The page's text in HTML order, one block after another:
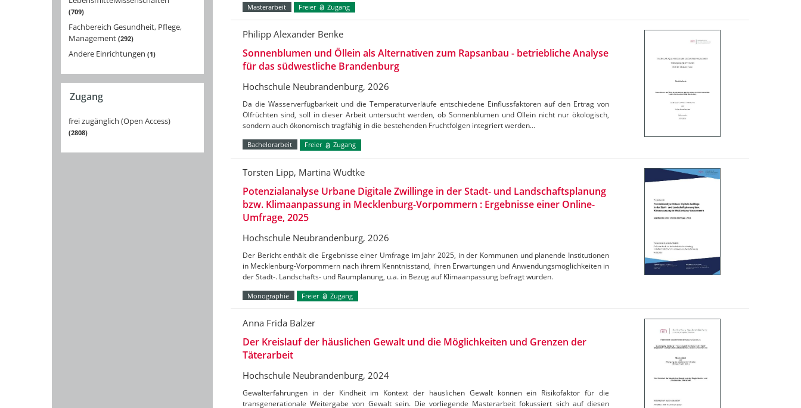
709
Fachbereich Gesundheit, Pflege,
Management 292
Andere Einrichtungen 1
Zugang
frei zugänglich (Open Access)
2808
Masterarbeit Freier Zugang
Philipp Alexander Benke
Sonnenblumen und Öllein als Alternativen zum Rapsanbau - betriebliche Analyse
für das südwestliche Brandenburg
Hochschule Neubrandenburg, 2026
Da die Wasserverfügbarkeit und die Temperaturverläufe entschiedene Einflussfaktoren auf den Ertrag von
Ölfrüchten sind, soll in dieser Arbeit untersucht werden, ob Sonnenblumen und Öllein nicht nur ökologisch,
sondern auch ökonomisch tragfähig in die bestehenden Fruchtfolgen integriert werden…
Bachelorarbeit Freier Zugang
Torsten Lipp, Martina Wudtke
Potenzialanalyse Urbane Digitale Zwillinge in der Stadt- und Landschaftsplanung
bzw. Klimaanpassung in Mecklenburg-Vorpommern : Ergebnisse einer Online-
Umfrage, 2025
Hochschule Neubrandenburg, 2026
Der Bericht enthält die Ergebnisse einer Umfrage im Jahr 2025, in der Kommunen und planende Institutionen
in Mecklenburg-Vorpommern nach ihrem Kenntnisstand, ihren Erwartungen und Anwendungsmöglichkeiten in
der Stadt-. Landschafts- und Raumplanung, u.a. in Bezug auf Klimaanpassung befragt wurden.
Monographie Freier Zugang
Anna Frida Balzer
Der Kreislauf der häuslichen Gewalt und die Möglichkeiten und Grenzen der
Täterarbeit
Hochschule Neubrandenburg, 2024
Gewalterfahrungen in der Kindheit im Kontext der häuslichen Gewalt können ein Risikofaktor für die
transgenerationale Weitergabe von Gewalt sein. Die vorliegende Masterarbeit fokussiert sich auf diesen